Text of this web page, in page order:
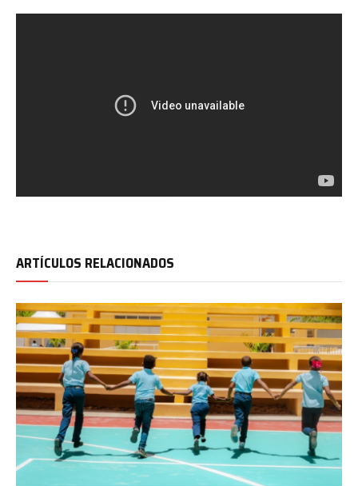
ARTÍCULOS RELACIONADOS